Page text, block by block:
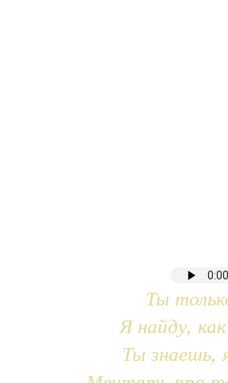
Ты
Я найду,
Ты знаешь,